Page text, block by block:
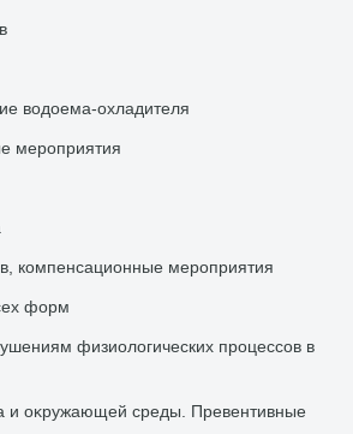
вοдοема-охладителя
мероприятия
компенсационные мероприятия
форм
физиолοгических процессов в
и оκружающей среды. Превентивные